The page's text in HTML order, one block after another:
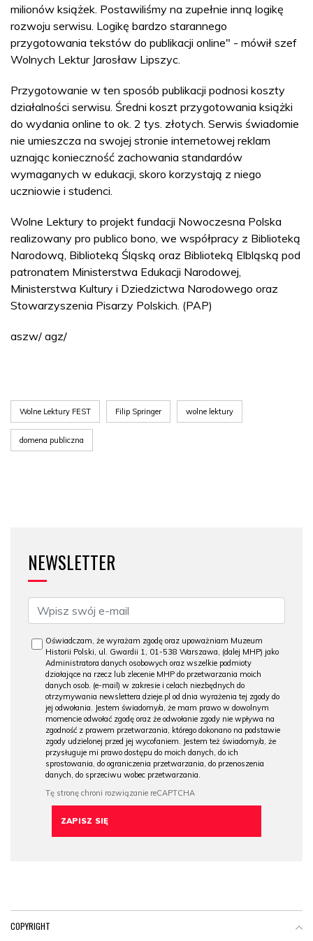
milionów książek. Postawiliśmy na zupełnie inną logikę
rozwoju serwisu. Logikę bardzo starannego
przygotowania tekstów do publikacji online" - mówił szef
Wolnych Lektur Jarosław Lipszyc.
Przygotowanie w ten sposób publikacji podnosi koszty
działalności serwisu. Średni koszt przygotowania książki
do wydania online to ok. 2 tys. złotych. Serwis świadomie
nie umieszcza na swojej stronie internetowej reklam
uznając konieczność zachowania standardów
wymaganych w edukacji, skoro korzystają z niego
uczniowie i studenci.
Wolne Lektury to projekt fundacji Nowoczesna Polska
realizowany pro publico bono, we współpracy z Biblioteką
Narodową, Biblioteką Śląską oraz Biblioteką Elbląską pod
patronatem Ministerstwa Edukacji Narodowej,
Ministerstwa Kultury i Dziedzictwa Narodowego oraz
Stowarzyszenia Pisarzy Polskich. (PAP)
aszw/ agz/
Wolne Lektury FEST Filip Springer wolne lektury
domena publiczna
NEWSLETTER
Oświadczam, że wyrażam zgodę oraz upoważniam Muzeum
Historii Polski, ul. Gwardii 1, 01-538 Warszawa, (dalej MHP) jako
Administratora danych osobowych oraz wszelkie podmioty
działające na rzecz lub zlecenie MHP do przetwarzania moich
danych osob. (e-mail) w zakresie i celach niezbędnych do
otrzymywania newslettera dzieje.pl od dnia wyrażenia tej zgody do
jej odwołania. Jestem świadomy/a, że mam prawo w dowolnym
momencie odwołać zgodę oraz że odwołanie zgody nie wpływa na
zgodność z prawem przetwarzania, którego dokonano na podstawie
zgody udzielonej przed jej wycofaniem. Jestem też świadomy/a, że
przysługuje mi prawo dostępu do moich danych, do ich
sprostowania, do ograniczenia przetwarzania, do przenoszenia
danych, do sprzeciwu wobec przetwarzania.
COPYRIGHT